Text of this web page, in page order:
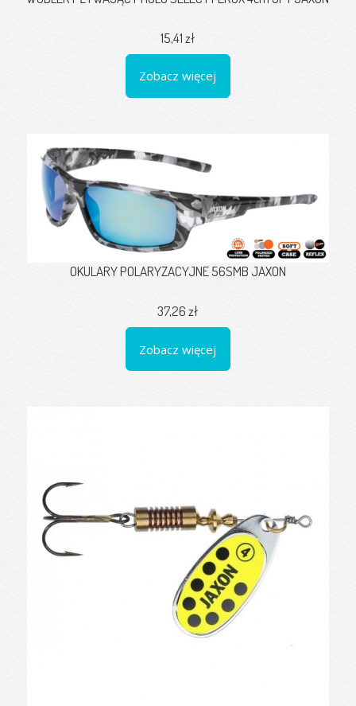
15,41 zł
Zobacz więcej
OKULARY POLARYZACYJNE 56SMB JAXON
37,26 zł
Zobacz więcej